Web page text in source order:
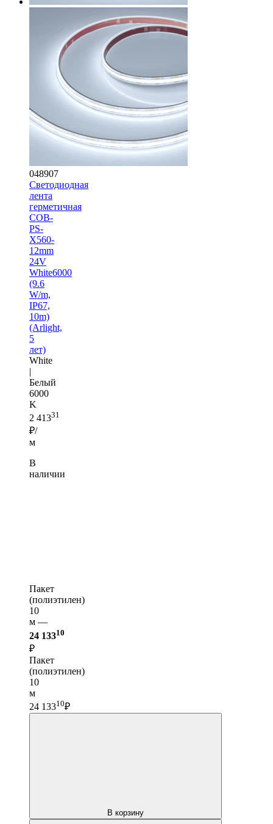
048907
Светодиодная
лента
герметичная
COB-
PS-
X560-
12mm
24V
White6000
(9.6
W/m,
IP67,
10m)
(Arlight,
5
лет)
White
|
Белый
6000
K
2 41331
₽/
м
В
наличии
Пакет
(полиэтилен)
10
м —
24 13310
₽
Пакет
(полиэтилен)
10
м
24 13310₽
В корзину